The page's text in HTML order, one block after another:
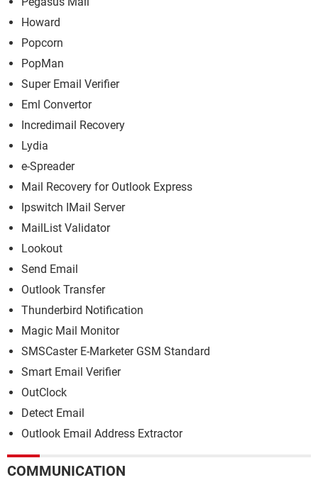
Howard
Popcorn
PopMan
Super Email Verifier
Eml Convertor
Incredimail Recovery
Lydia
e-Spreader
Mail Recovery for Outlook Express
Ipswitch IMail Server
MailList Validator
Lookout
Send Email
Outlook Transfer
Thunderbird Notification
Magic Mail Monitor
SMSCaster E-Marketer GSM Standard
Smart Email Verifier
OutClock
Detect Email
Outlook Email Address Extractor
COMMUNICATION